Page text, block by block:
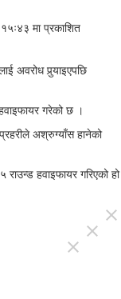
मा प्रकाशित
अवरोध पुर्‍याइएपछि
गरेको छ ।
अश्रुग्याँस हानेको
राउन्ड हवाइफायर गरिएको हो
close
close
close